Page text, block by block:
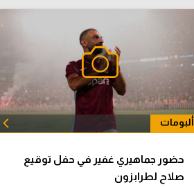
ألبومات
حضور جماهيري غفير في حفل توقيع
صلاح لطرابزون